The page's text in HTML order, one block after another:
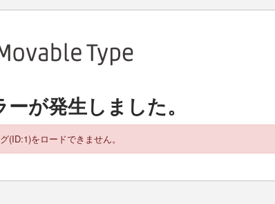
ーが発生しました。
(ID:1)をロードできません。